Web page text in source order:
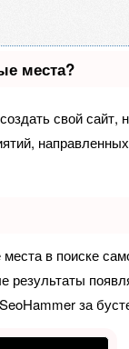
места?
свой сайт,
в поиске
результаты
SeoHammerза